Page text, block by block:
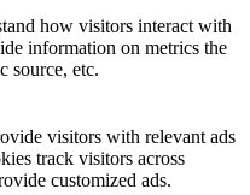
how visitors interact with
information on metrics the
source, etc.
visitors with relevant ads
track visitors across
customized ads.